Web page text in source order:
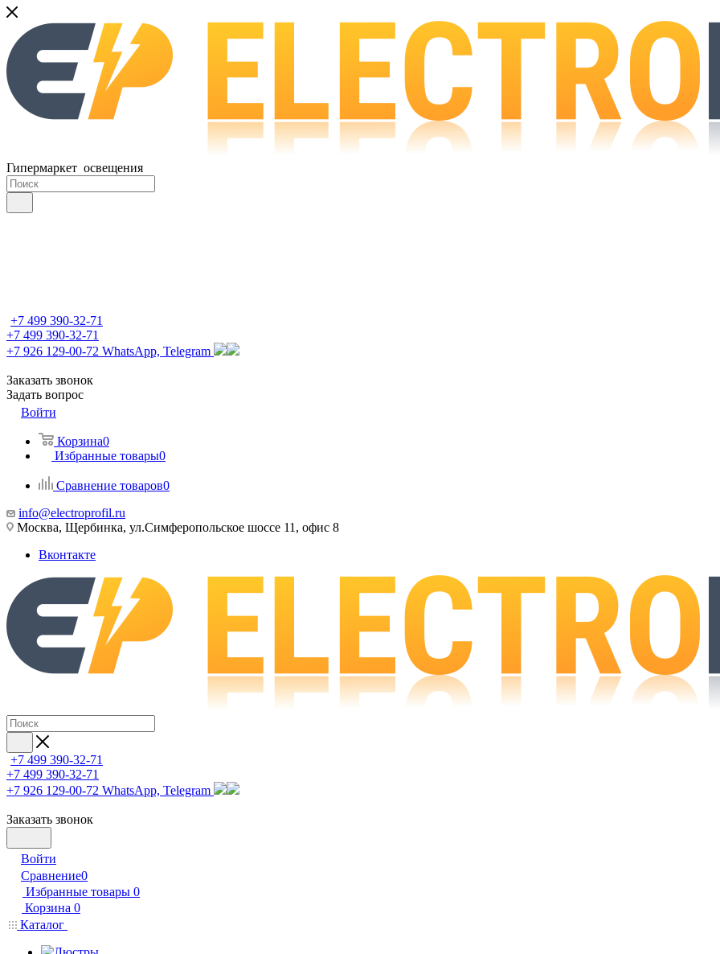
Гипермаркет освещения
+7 499 390-32-71
+7 499 390-32-71
+7 926 129-00-72 WhatsApp, Telegram
Заказать звонок
Задать вопрос
Войти
Корзина0
Избранные товары0
Сравнение товаров0
info@electroprofil.ru
Москва, Щербинка, ул.Симферопольское шоссе 11, офис 8
Вконтакте
+7 499 390-32-71
+7 499 390-32-71
+7 926 129-00-72 WhatsApp, Telegram
Заказать звонок
Войти
Сравнение0
Избранные товары 0
Корзина 0
Каталог